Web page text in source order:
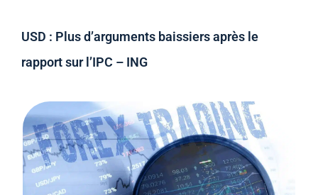
USD : Plus d’arguments baissiers après le
rapport sur l’IPC – ING